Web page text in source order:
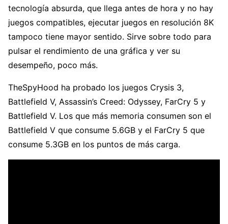
tecnología absurda, que llega antes de hora y no hay
juegos compatibles, ejecutar juegos en resolución 8K
tampoco tiene mayor sentido. Sirve sobre todo para
pulsar el rendimiento de una gráfica y ver su
desempeño, poco más.
TheSpyHood ha probado los juegos Crysis 3,
Battlefield V, Assassin’s Creed: Odyssey, FarCry 5 y
Battlefield V. Los que más memoria consumen son el
Battlefield V que consume 5.6GB y el FarCry 5 que
consume 5.3GB en los puntos de más carga.